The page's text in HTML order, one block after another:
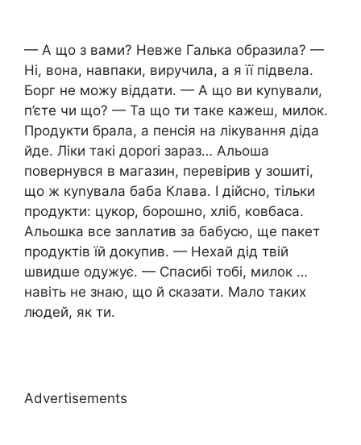
— А що з вами? Невже Галька образила? —
Ні, вона, навпаки, виручила, а я її підвела.
Борг не можу віддати. — А що ви куnували,
п’єте чи що? — Та що ти таке кажеш, милок.
Продукти брала, а пенсія на лікування діда
йде. Ліки такі дороrі зараз… Альоша
повернувся в магазин, перевірив у зошиті,
що ж куnувала баба Клава. І дійсно, тільки
продукти: цукор, борошно, хліб, ковбаса.
Альошка все заnлатив за бабусю, ще пакет
продуктів їй докупив. — Нехай дід твій
швидше одужує. — Спасибі тобі, милок …
навіть не знаю, що й сказати. Мало таких
людей, як ти.
Advertisements